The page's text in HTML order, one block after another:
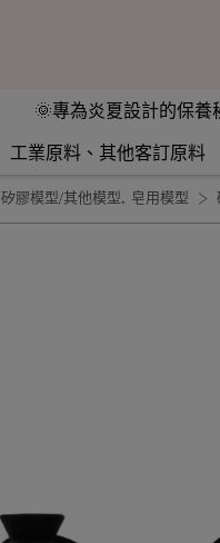
🌞專為炎夏設計的保養
工業原料、其他客訂原料
矽膠模型/其他模型, 皂用模型